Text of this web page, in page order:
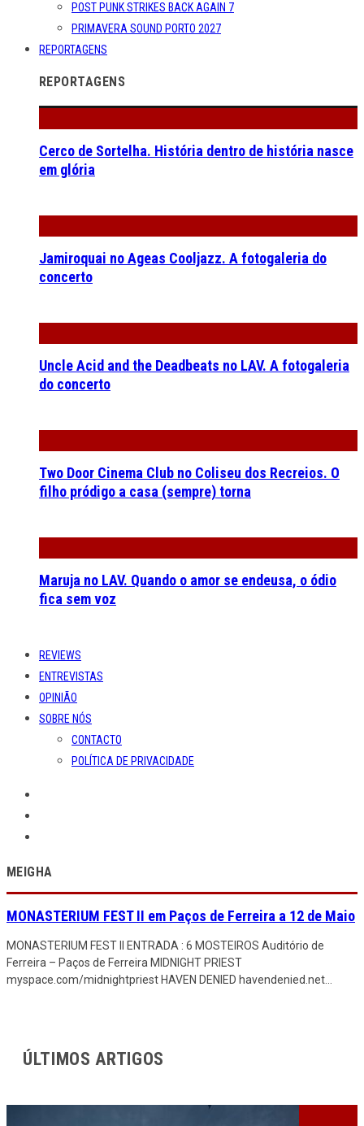
POST PUNK STRIKES BACK AGAIN 7
PRIMAVERA SOUND PORTO 2027
REPORTAGENS
REPORTAGENS
Cerco de Sortelha. História dentro de história nasce
em glória
Jamiroquai no Ageas Cooljazz. A fotogaleria do
concerto
Uncle Acid and the Deadbeats no LAV. A fotogaleria
do concerto
Two Door Cinema Club no Coliseu dos Recreios. O
filho pródigo a casa (sempre) torna
Maruja no LAV. Quando o amor se endeusa, o ódio
fica sem voz
REVIEWS
ENTREVISTAS
OPINIÃO
SOBRE NÓS
CONTACTO
POLÍTICA DE PRIVACIDADE
MEIGHA
MONASTERIUM FEST II em Paços de Ferreira a 12 de Maio
MONASTERIUM FEST II ENTRADA : 6 MOSTEIROS Auditório de
Ferreira – Paços de Ferreira MIDNIGHT PRIEST
myspace.com/midnightpriest HAVEN DENIED havendenied.net...
ÚLTIMOS ARTIGOS